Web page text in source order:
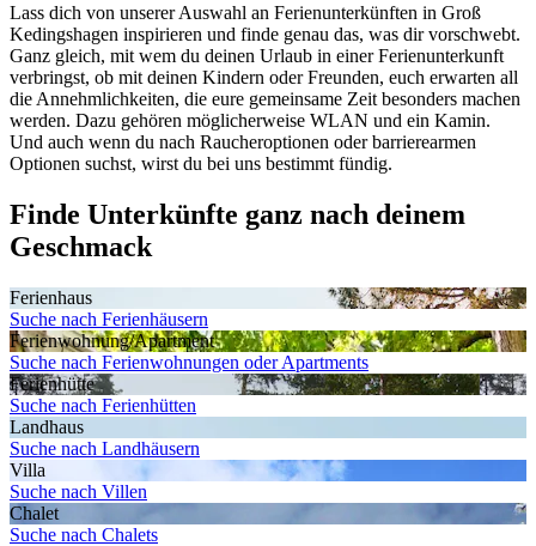
Lass dich von unserer Auswahl an Ferienunterkünften in Groß
Kedingshagen inspirieren und finde genau das, was dir vorschwebt.
Ganz gleich, mit wem du deinen Urlaub in einer Ferienunterkunft
verbringst, ob mit deinen Kindern oder Freunden, euch erwarten all
die Annehmlichkeiten, die eure gemeinsame Zeit besonders machen
werden. Dazu gehören möglicherweise WLAN und ein Kamin.
Und auch wenn du nach Raucheroptionen oder barrierearmen
Optionen suchst, wirst du bei uns bestimmt fündig.
Finde Unterkünfte ganz nach deinem
Geschmack
Ferienhaus
Suche nach Ferienhäusern
Ferienwohnung/Apartment
Suche nach Ferienwohnungen oder Apartments
Ferienhütte
Suche nach Ferienhütten
Landhaus
Suche nach Landhäusern
Villa
Suche nach Villen
Chalet
Suche nach Chalets